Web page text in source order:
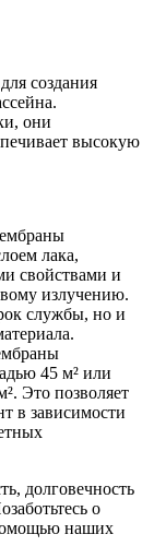
создания
они
высокую
лака,
свойствами и
излучению.
службы, но и
45 м² или
Это позволяет
в зависимости
долговечность
о
наших